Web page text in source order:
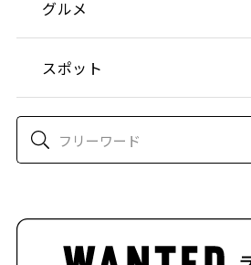
グルメ
スポット